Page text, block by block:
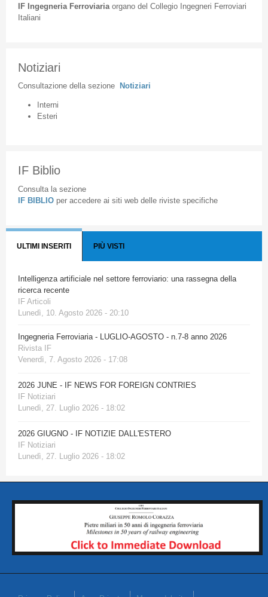
IF Ingegneria Ferroviaria organodel Collegio Ingegneri Ferroviari
Italiani
Notiziari
Consultazione della sezione Notiziari
Interni
Esteri
IF Biblio
Consulta la sezione
IF BIBLIO per accedere ai siti web delle riviste specifiche
ULTIMI INSERITI PIÙ VISTI
Intelligenza artificiale nel settore ferroviario: una rassegna della
ricerca recente
IF Articoli
Lunedì, 10. Agosto 2026 - 20:10
Ingegneria Ferroviaria - LUGLIO-AGOSTO - n.7-8 anno 2026
Rivista IF
Venerdì, 7. Agosto 2026 - 17:08
2026 JUNE - IF NEWS FOR FOREIGN CONTRIES
IF Notiziari
Lunedì, 27. Luglio 2026 - 18:02
2026 GIUGNO - IF NOTIZIE DALL'ESTERO
IF Notiziari
Lunedì, 27. Luglio 2026 - 18:02